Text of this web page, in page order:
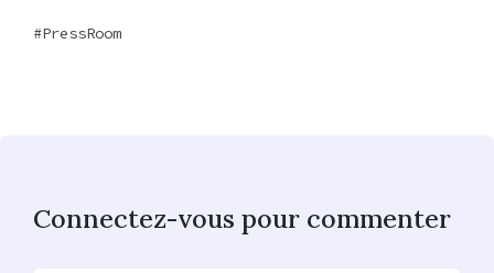
PressRoom
Connectez-vous pour commenter